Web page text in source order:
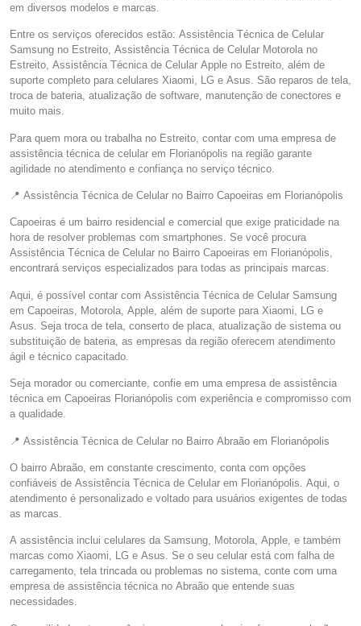
em diversos modelos e marcas.
Entre os serviços oferecidos estão: Assistência Técnica de Celular
Samsung no Estreito, Assistência Técnica de Celular Motorola no
Estreito, Assistência Técnica de Celular Apple no Estreito, além de
suporte completo para celulares Xiaomi, LG e Asus. São reparos de tela,
troca de bateria, atualização de software, manutenção de conectores e
muito mais.
Para quem mora ou trabalha no Estreito, contar com uma empresa de
assistência técnica de celular em Florianópolis na região garante
agilidade no atendimento e confiança no serviço técnico.
📍 Assistência Técnica de Celular no Bairro Capoeiras em Florianópolis
Capoeiras é um bairro residencial e comercial que exige praticidade na
hora de resolver problemas com smartphones. Se você procura
Assistência Técnica de Celular no Bairro Capoeiras em Florianópolis,
encontrará serviços especializados para todas as principais marcas.
Aqui, é possível contar com Assistência Técnica de Celular Samsung
em Capoeiras, Motorola, Apple, além de suporte para Xiaomi, LG e
Asus. Seja troca de tela, conserto de placa, atualização de sistema ou
substituição de bateria, as empresas da região oferecem atendimento
ágil e técnico capacitado.
Seja morador ou comerciante, confie em uma empresa de assistência
técnica em Capoeiras Florianópolis com experiência e compromisso com
a qualidade.
📍 Assistência Técnica de Celular no Bairro Abraão em Florianópolis
O bairro Abraão, em constante crescimento, conta com opções
confiáveis de Assistência Técnica de Celular em Florianópolis. Aqui, o
atendimento é personalizado e voltado para usuários exigentes de todas
as marcas.
A assistência inclui celulares da Samsung, Motorola, Apple, e também
marcas como Xiaomi, LG e Asus. Se o seu celular está com falha de
carregamento, tela trincada ou problemas no sistema, conte com uma
empresa de assistência técnica no Abraão que entende suas
necessidades.